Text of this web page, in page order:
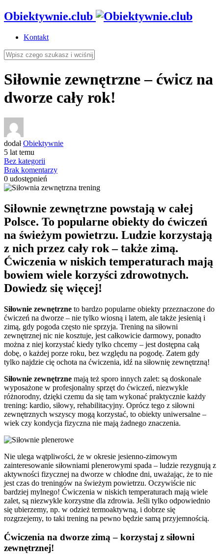
Obiektywnie.club
Kontakt
Siłownie zewnętrzne – ćwicz na
dworze cały rok!
dodałObiektywnie
5 lat temu
Bez kategorii
Brak komentarzy
0 udostępnień
Siłownie zewnętrzne powstają w całej
Polsce. To popularne obiekty do ćwiczeń
na świeżym powietrzu. Ludzie korzystają
z nich przez cały rok – także zimą.
Ćwiczenia w niskich temperaturach mają
bowiem wiele korzyści zdrowotnych.
Dowiedz się więcej!
Siłownie zewnętrzne to bardzo popularne obiekty przeznaczone do
ćwiczeń na dworze – nie tylko wiosną i latem, ale także jesienią i
zimą, gdy pogoda często nie sprzyja. Trening na siłowni
zewnętrznej nic nie kosztuje, jest całkowicie darmowy, ponadto
można z niej korzystać kiedy tylko chcemy – jest dostępna całą
dobę, o każdej porze roku, bez względu na pogodę. Zatem gdy
tylko najdzie cię ochota na ćwiczenia, idź na siłownię zewnętrzną!
Siłownie zewnętrzne mają też sporo innych zalet: są doskonale
wyposażone w profesjonalny sprzęt do ćwiczeń, niezwykle
różnorodny, dzięki czemu da się tam wykonać praktycznie każdy
trening: kardio, siłowy, rehabilitacyjny. Oprócz tego z siłowni
zewnętrznych wszyscy mogą korzystać, to obiekty uniwersalne –
wiek czy kondycja fizyczna nie mają żadnego znaczenia.
Nie ulega wątpliwości, że w okresie jesienno-zimowym
zainteresowanie siłowniami plenerowymi spada – ludzie rezygnują z
aktywności fizycznej na dworze w chłodne dni, uważając, że to nie
jest czas do treningów na świeżym powietrzu. Oczywiście nic
bardziej mylnego! Ćwiczenia w niskich temperaturach mają wiele
zalet, są niezwykle korzystne dla zdrowia. Jeśli tylko odpowiednio
się ubierzemy, np. w odzież termoaktywną, i dobrze się
rozgrzejemy, to taki trening na pewno będzie samą przyjemnością.
Ćwiczenia na dworze zimą – korzystaj z siłowni
zewnętrznej!